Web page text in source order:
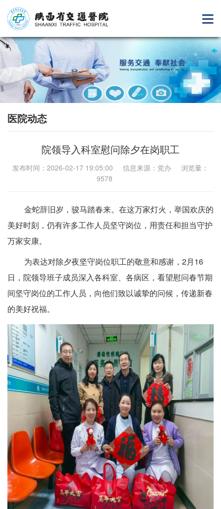
医院动态
院领导入科室慰问除夕在岗职工
发布时间：2026-02-17 19:05:00 信息来源：党办 浏览量：
9578
金蛇辞旧岁，骏马踏春来。在这万家灯火，举国欢庆的
美好时刻，仍有许多工作人员坚守岗位，用责任和担当守护
万家安康。
为表达对除夕夜坚守岗位职工的敬意和感谢，2月16
日，院领导班子成员深入各科室、各病区，看望慰问春节期
间坚守岗位的工作人员，向他们致以诚挚的问候，传递新春
的美好祝福。